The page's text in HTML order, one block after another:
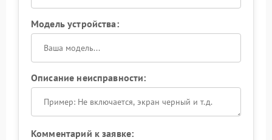
Модель устройства:
Описание неисправности:
Комментарий к заявке: